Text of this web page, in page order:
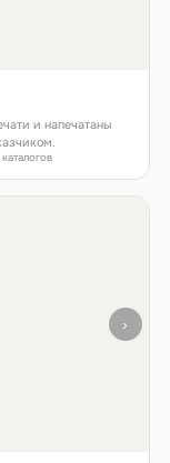
и напечатаны
›